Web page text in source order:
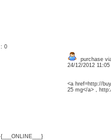
: 0
{___ONLINE___}
purchase
24/12/2012
<a href=http://
25 mg</a> ,